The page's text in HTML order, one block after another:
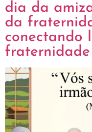
dia da
da
conectando